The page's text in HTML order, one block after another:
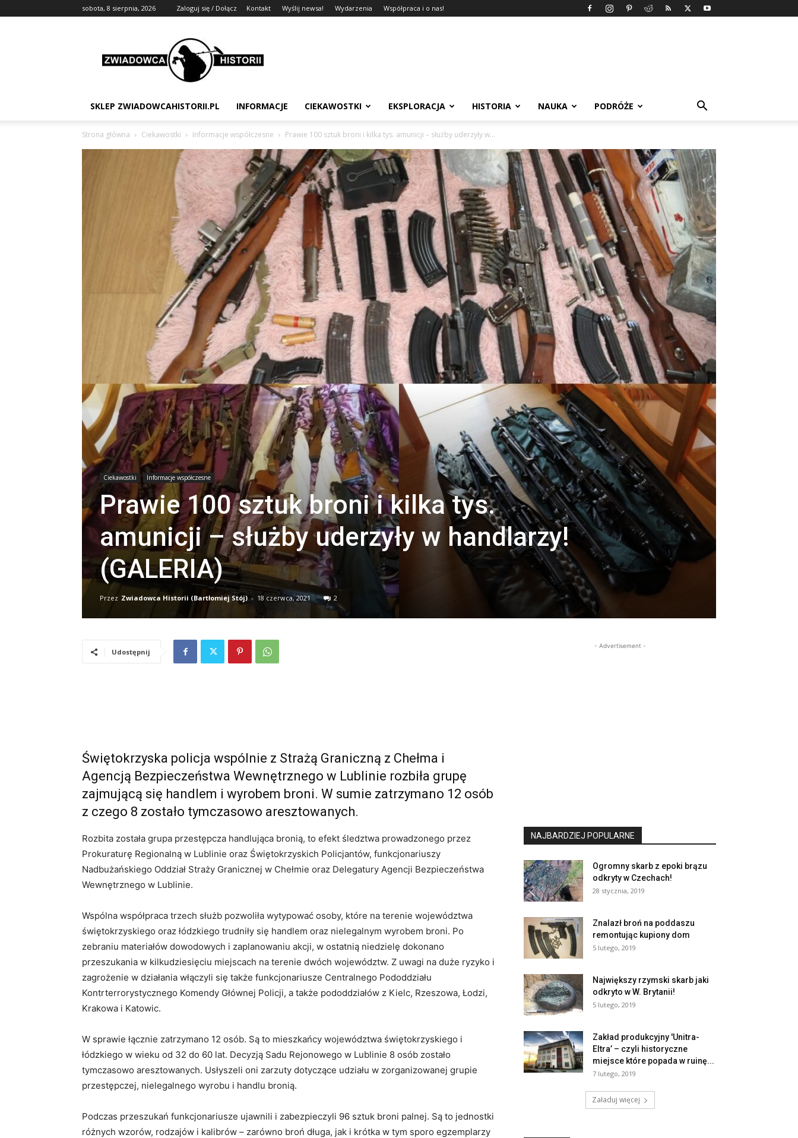
sobota, 8 sierpnia, 2026 Zaloguj się / Dołącz Kontakt Wyślij newsa! Wydarzenia Współpraca i o nas!
Zwiadowca
Historii
SKLEP ZWIADOWCAHISTORII.PL INFORMACJE CIEKAWOSTKI EKSPLORACJA HISTORIA NAUKA PODRÓŻE
Strona główna Ciekawostki Informacje współczesne Prawie 100 sztuk broni i kilka tys. amunicji – służby uderzyły w...
Ciekawostki Informacje współczesne
Prawie 100 sztuk broni i kilka tys.
amunicji – służby uderzyły w handlarzy!
(GALERIA)
Przez Zwiadowca Historii (Bartłomiej Stój) - 18 czerwca, 2021 2
Udostępnij
Świętokrzyska policja wspólnie z Strażą Graniczną z Chełma i
Agencją Bezpieczeństwa Wewnętrznego w Lublinie rozbiła grupę
zajmującą się handlem i wyrobem broni. W sumie zatrzymano 12 osób
z czego 8 zostało tymczasowo aresztowanych.
Rozbita została grupa przestępcza handlująca bronią, to efekt śledztwa prowadzonego przez
Prokuraturę Regionalną w Lublinie oraz Świętokrzyskich Policjantów, funkcjonariuszy
Nadbużańskiego Oddział Straży Granicznej w Chełmie oraz Delegatury Agencji Bezpieczeństwa
Wewnętrznego w Lublinie.
Wspólna współpraca trzech służb pozwoliła wytypować osoby, które na terenie województwa
świętokrzyskiego oraz łódzkiego trudniły się handlem oraz nielegalnym wyrobem broni. Po
zebraniu materiałów dowodowych i zaplanowaniu akcji, w ostatnią niedzielę dokonano
przeszukania w kilkudziesięciu miejscach na terenie dwóch województw. Z uwagi na duże ryzyko i
zagrożenie w działania włączyli się także funkcjonariusze Centralnego Pododdziału
Kontrterrorystycznego Komendy Głównej Policji, a także pododdziałów z Kielc, Rzeszowa, Łodzi,
Krakowa i Katowic.
W sprawie łącznie zatrzymano 12 osób. Są to mieszkańcy województwa świętokrzyskiego i
łódzkiego w wieku od 32 do 60 lat. Decyzją Sadu Rejonowego w Lublinie 8 osób zostało
tymczasowo aresztowanych. Usłyszeli oni zarzuty dotyczące udziału w zorganizowanej grupie
przestępczej, nielegalnego wyrobu i handlu bronią.
Podczas przeszukań funkcjonariusze ujawnili i zabezpieczyli 96 sztuk broni palnej. Są to jednostki
różnych wzorów, rodzajów i kalibrów – zarówno broń długa, jak i krótka w tym sporo egzemplarzy
- Advertisement -
NAJBARDZIEJ POPULARNE
Ogromny skarb z epoki brązu
odkryty w Czechach!
28 stycznia, 2019
Znalazł broń na poddaszu
remontując kupiony dom
5 lutego, 2019
Największy rzymski skarb jaki
odkryto w W. Brytanii!
5 lutego, 2019
Zakład produkcyjny 'Unitra-
Eltra’ – czyli historyczne
miejsce które popada w ruinę...
7 lutego, 2019
Załaduj więcej